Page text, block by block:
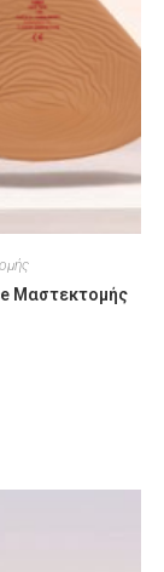
Μαστεκτομής